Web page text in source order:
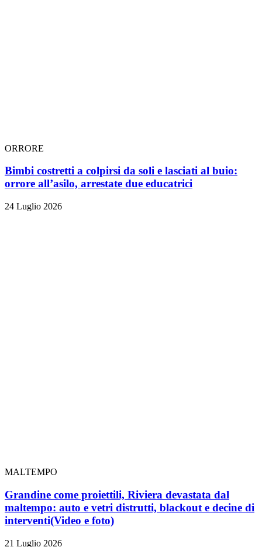
ORRORE
Bimbi costretti a colpirsi da soli e lasciati al buio:
orrore all’asilo, arrestate due educatrici
24 Luglio 2026
MALTEMPO
Grandine come proiettili, Riviera devastata dal
maltempo: auto e vetri distrutti, blackout e decine di
interventi(Video e foto)
21 Luglio 2026